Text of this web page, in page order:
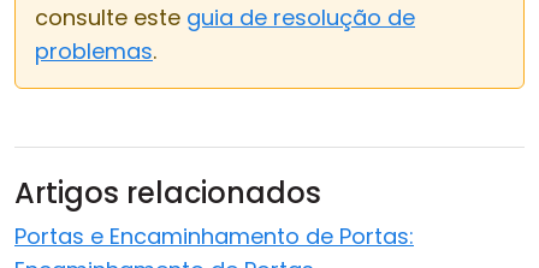
consulte este guia de resolução de
problemas.
Artigos relacionados
Portas e Encaminhamento de Portas: